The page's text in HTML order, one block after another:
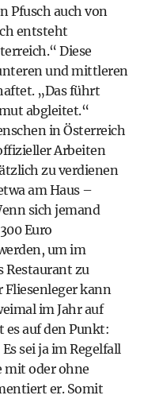
Pfusch auch von
entsteht
Diese
und mittleren
„Das führt
abgleitet.“
in Österreich
Arbeiten
zu verdienen
am Haus –
sich jemand
Euro
um im
Restaurant zu
Fliesenleger kann
im Jahr auf
es auf den Punkt:
sei ja im Regelfall
mit oder ohne
er. Somit